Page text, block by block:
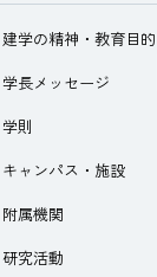
建学の精神・教育目的
学長メッセージ
学則
キャンパス・施設
附属機関
研究活動